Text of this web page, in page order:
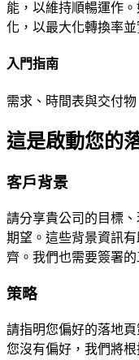
能，以維持順暢運作
化，以最大化轉換率並
入門指南
需求、時間表與交付物
這是啟動您的
客戶背景
請分享貴公司的目標
期望。這些背景資訊
齊。我們也需要簽署
策略
請指明您偏好的落地
您沒有偏好，我們將